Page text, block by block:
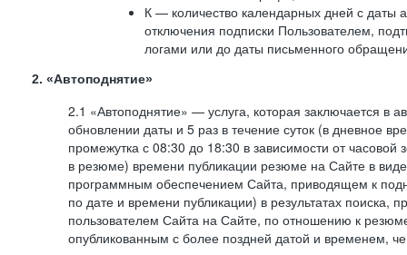
К — количество календарных дней с даты
отключения подписки Пользователем,
логами или до даты письменного
2. «Автоподнятие»
2.1 «Автоподнятие» — услуга, которая заключается в
обновлении даты и 5 раз в течение суток (в дневное
промежутка с 08:30 до 18:30 в зависимости от часовой
в резюме) времени публикации резюме на Сайте в
программным обеспечением Сайта, приводящем к
по дате и времени публикации) в результатах поиска,
пользователем Сайта на Сайте, по отношению к
опубликованным с более поздней датой и временем,